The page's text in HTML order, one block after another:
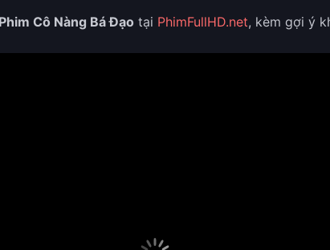
Phim Cô Nàng Bá Đạo tại PhimFullHD.net, kèm gợi ý